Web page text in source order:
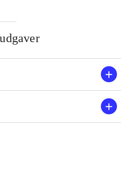
og
Gennem kamp
kan bruges til
Historien leder
af skjulte
sit
til dels åben,